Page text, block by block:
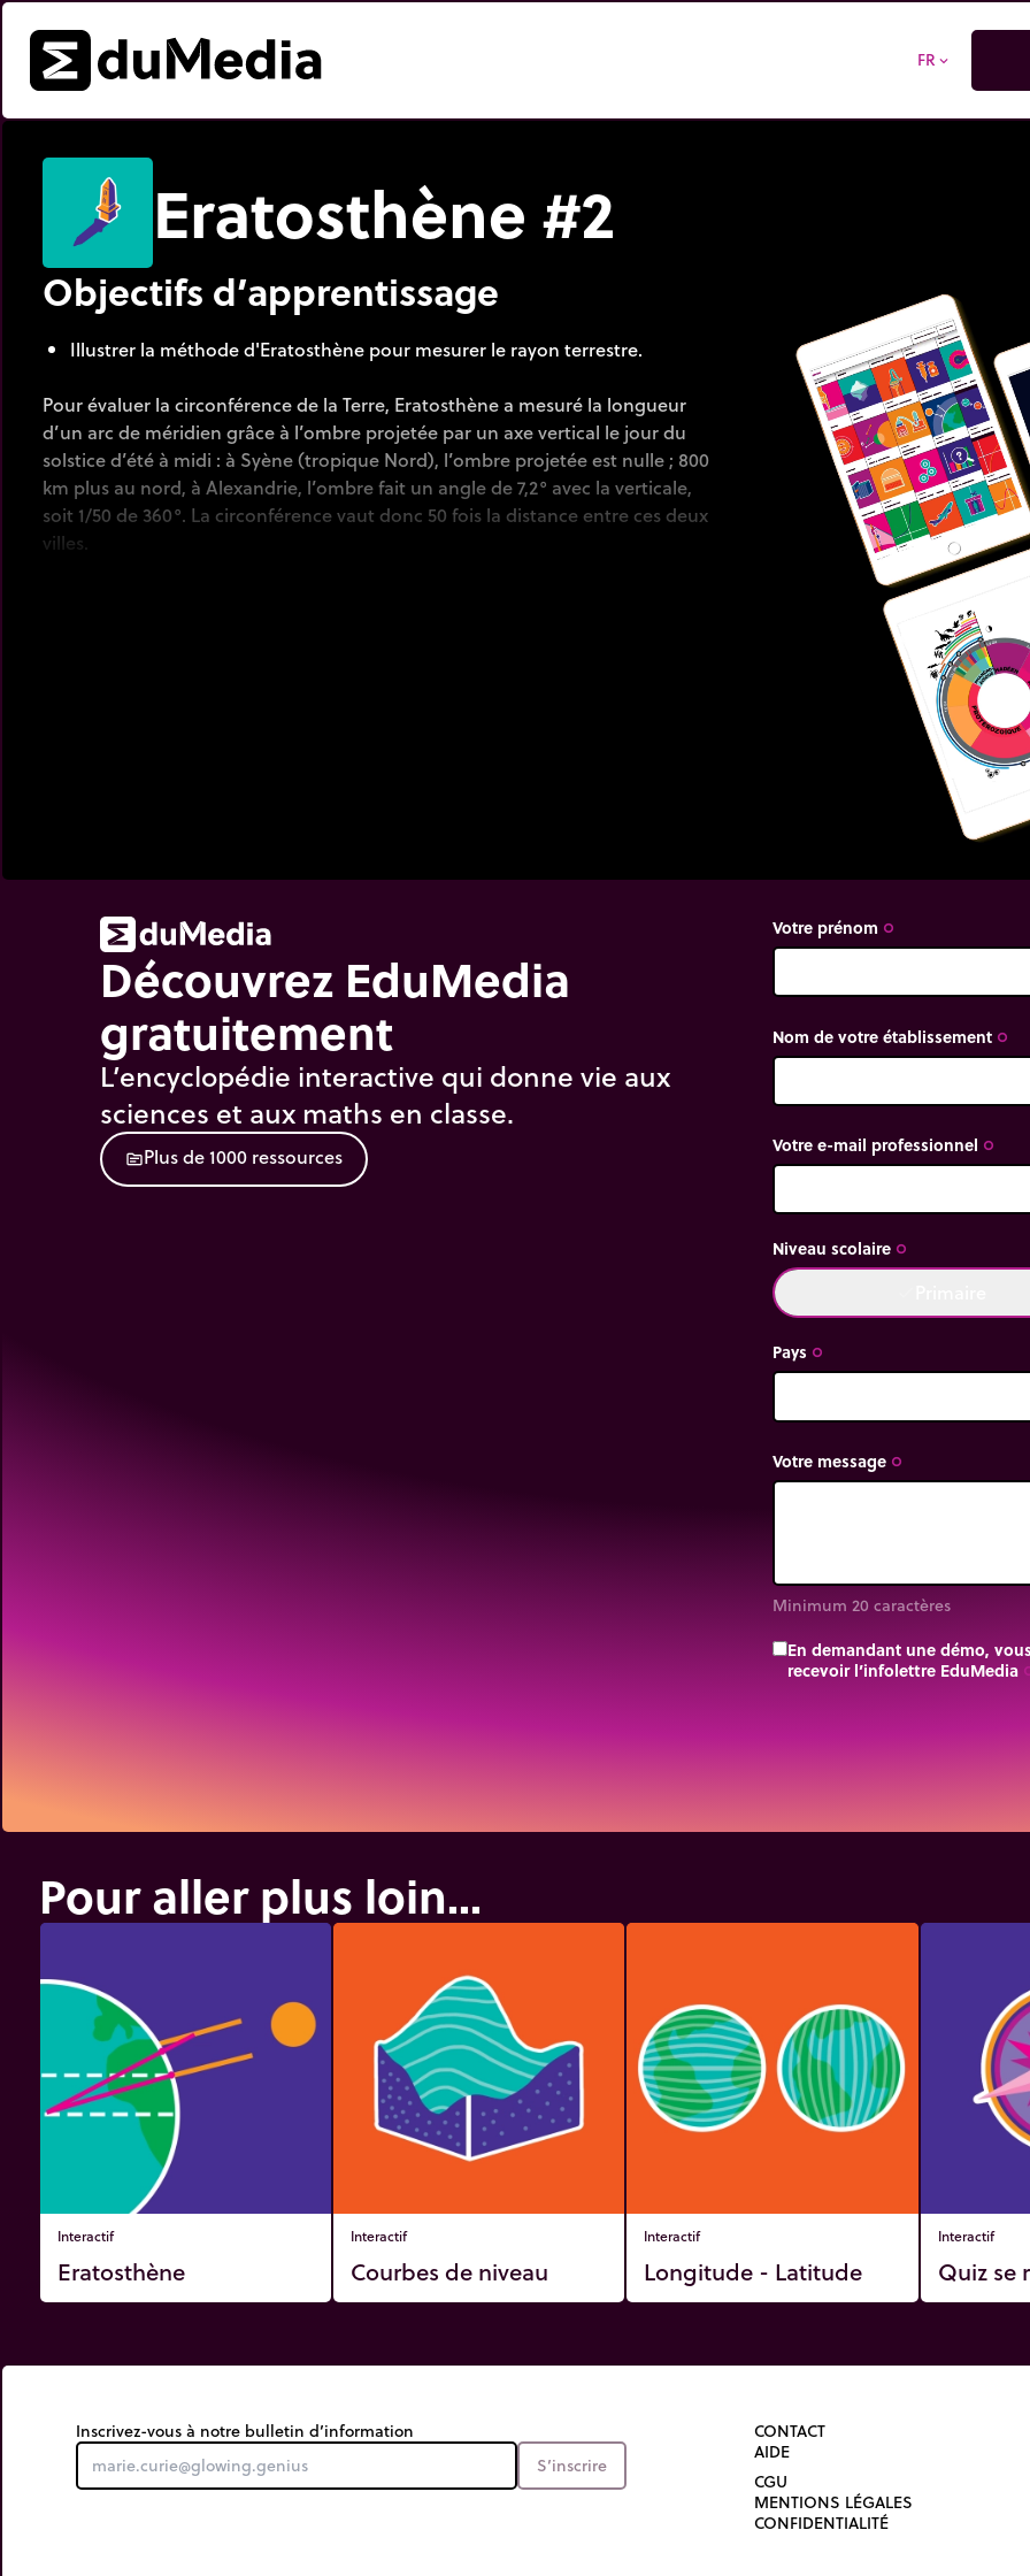
FR expand_more
Eratosthène #2
Objectifs d’apprentissage
Illustrer la méthode d'Eratosthène pour mesurer le rayon terrestre.
Pour évaluer la circonférence de la Terre, Eratosthène a mesuré la longueur
d’un arc de méridien grâce à l’ombre projetée par un axe vertical le jour du
solstice d’été à midi : à Syène (tropique Nord), l’ombre projetée est nulle ; 800
km plus au nord, à Alexandrie, l’ombre fait un angle de 7,2° avec la verticale,
soit 1/50 de 360°. La circonférence vaut donc 50 fois la distance entre ces deux
villes.
Découvrez EduMedia
gratuitement
L’encyclopédie interactive qui donne vie aux
sciences et aux maths en classe.
sourcePlusde1000 ressources
Votre prénom trip_origin
Nom de votre établissement trip_origin
Votre e-mail professionnel trip_origin
Niveau scolaire trip_origin
Pays trip_origin
Votre message trip_origin
Minimum 20 caractères
En demandant une démo,
recevoir l’infolettre EduMedia
Pour aller plus loin...
Interactif
Eratosthène
Interactif
Courbes de niveau
Interactif
Longitude - Latitude
Interactif
Quiz se
Inscrivez-vous à notre bulletin d’information
S’inscrire
CONTACT
AIDE
CGU
MENTIONS LÉGALES
CONFIDENTIALITÉ